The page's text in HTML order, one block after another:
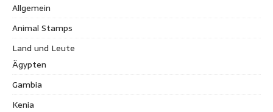
Allgemein
Animal Stamps
Land und Leute
Ägypten
Gambia
Kenia